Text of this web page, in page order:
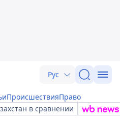
Рус
ПроисшествияПраво
в сравнении